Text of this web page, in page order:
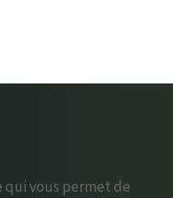
qui vous permet de